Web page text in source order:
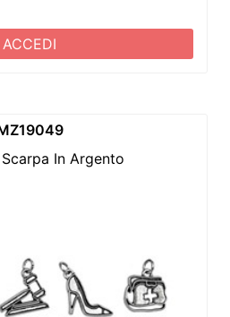
ACCEDI
In Argento